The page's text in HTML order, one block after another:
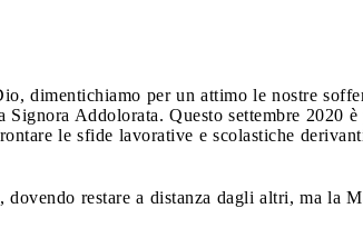
dimentichiamo per un attimo le nostre
Signora Addolorata. Questo settembre 2020
le sfide lavorative e scolastiche
dovendo restare a distanza dagli altri, ma la